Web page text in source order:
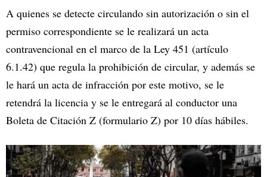
A quienes se detecte circulando sin autorización o sin el
permiso correspondiente se le realizará un acta
contravencional en el marco de la Ley 451 (artículo
6.1.42) que regula la prohibición de circular, y además se
le hará un acta de infracción por este motivo, se le
retendrá la licencia y se le entregará al conductor una
Boleta de Citación Z (formulario Z) por 10 días hábiles.